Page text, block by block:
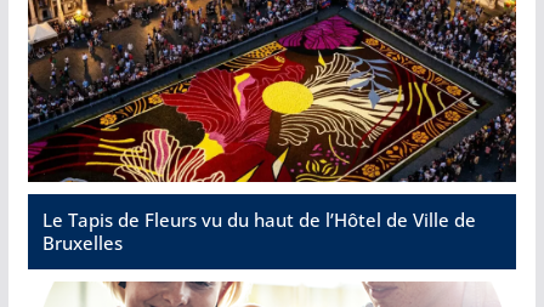
Le Tapis de Fleurs vu du haut de l’Hôtel de Ville de
Bruxelles